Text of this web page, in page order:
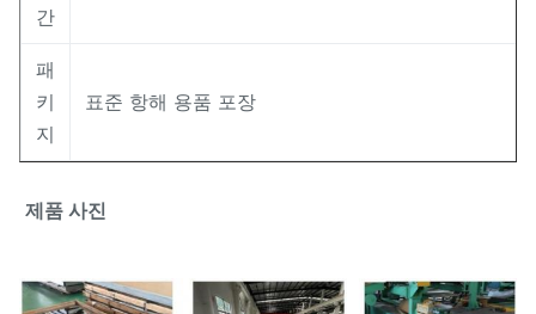
간
패
키
지
표준 항해 용품 포장
제품 사진